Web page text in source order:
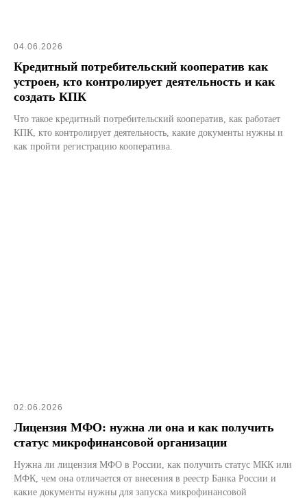
04.06.2026
Кредитный потребительский кооператив как
устроен, кто контролирует деятельность и как
создать КПК
Что такое кредитный потребительский кооператив, как работает
КПК, кто контролирует деятельность, какие документы нужны и
как пройти регистрацию кооператива.
02.06.2026
Лицензия МФО: нужна ли она и как получить
статус микрофинансовой организации
Нужна ли лицензия МФО в России, как получить статус МКК или
МФК, чем она отличается от внесения в реестр Банка России и
какие документы нужны для запуска микрофинансовой